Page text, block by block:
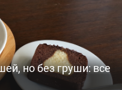
но без груши: все